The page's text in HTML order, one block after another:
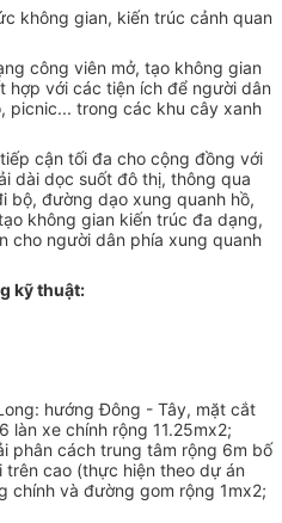
không gian, kiến trúc cảnh quan
công viên mở, tạo không gian
hợp với các tiện ích để người dân
picnic... trong các khu cây xanh
cận tối đa cho cộng đồng với
dài dọc suốt đô thị, thông qua
bộ, đường dạo xung quanh hồ,
không gian kiến trúc đa dạng,
cho người dân phía xung quanh
kỹ thuật:
hướng Đông - Tây, mặt cắt
làn xe chính rộng 11.25mx2;
phân cách trung tâm rộng 6m bố
cao (thực hiện theo dự án
chính và đường gom rộng 1mx2;